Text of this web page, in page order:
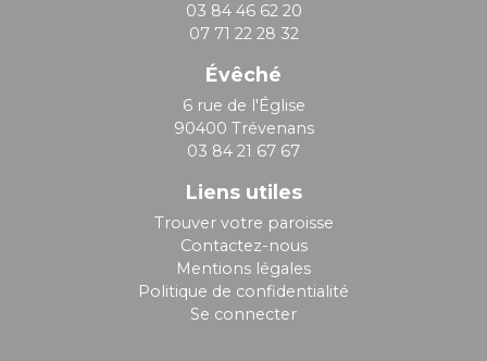
03 84 46 62 20
07 71 22 28 32
Évêché
6 rue de l'Église
90400 Trévenans
03 84 21 67 67
Liens utiles
Trouver votre paroisse
Contactez-nous
Mentions légales
Politique de confidentialité
Se connecter